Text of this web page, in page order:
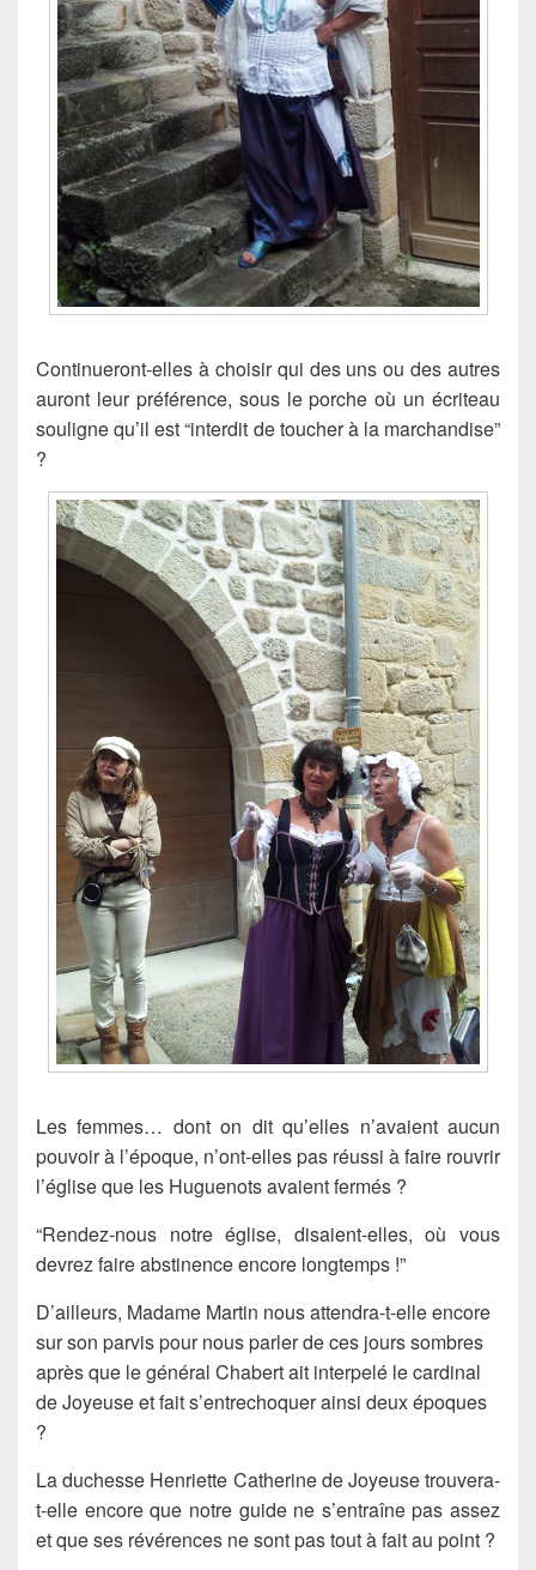
Continueront-elles à choisir qui des uns ou des autres
auront leur préférence, sous le porche où un écriteau
souligne qu’il est “interdit de toucher à la marchandise”
?
Les femmes… dont on dit qu’elles n’avaient aucun
pouvoir à l’époque, n’ont-elles pas réussi à faire rouvrir
l’église que les Huguenots avaient fermés ?
“Rendez-nous notre église, disaient-elles, où vous
devrez faire abstinence encore longtemps !”
D’ailleurs, Madame Martin nous attendra-t-elle encore
sur son parvis pour nous parler de ces jours sombres
après que le général Chabert ait interpelé le cardinal
de Joyeuse et fait s’entrechoquer ainsi deux époques
?
La duchesse Henriette Catherine de Joyeuse trouvera-
t-elle encore que notre guide ne s’entraîne pas assez
et que ses révérences ne sont pas tout à fait au point ?